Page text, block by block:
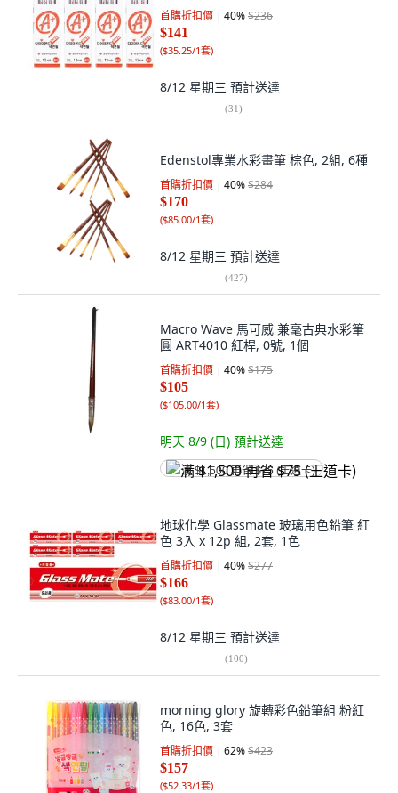
首購折扣價 40%$236
$141
($35.25/1套)
8/12 星期三 預計送達
(31)
Edenstol專業水彩畫筆 棕色, 2組, 6種
首購折扣價 40%$284
$170
($85.00/1套)
8/12 星期三 預計送達
(427)
Macro Wave 馬可威 兼毫古典水彩筆
圓 ART4010 紅桿, 0號, 1個
首購折扣價 40%$175
$105
($105.00/1套)
明天 8/9 (日) 預計送達
满 $1,500 再省 $75 (王道卡)
地球化學 Glassmate 玻璃用色鉛筆 紅
色 3入 x 12p 組, 2套, 1色
首購折扣價 40%$277
$166
($83.00/1套)
8/12 星期三 預計送達
(100)
morning glory 旋轉彩色鉛筆組 粉紅
色, 16色, 3套
首購折扣價 62%$423
$157
($52.33/1套)